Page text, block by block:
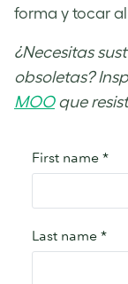
forma y tocar
¿Necesitas
obsoletas?
MOOque